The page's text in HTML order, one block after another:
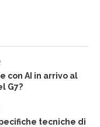
con AI in arrivo al
G7?
tecniche di